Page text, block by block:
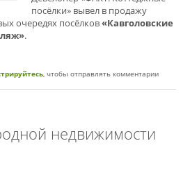
посёлки» вывел в продажу
очередях посёлков«Кавголовские
.
поселках
, чтобы отправлять комментарии
недвижимости